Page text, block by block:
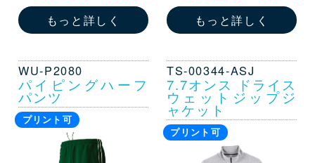
もっと詳しく もっと詳しく
WU-P2080
パイピングハーフ
パンツ
プリント可
TS-00344-ASJ
7.7オンス ドライス
ウェットジップジ
ャケット
プリント可